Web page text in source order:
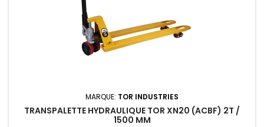
MARQUE: TOR INDUSTRIES
TRANSPALETTE HYDRAULIQUE TOR XN20 (ACBF) 2T /
1500 MM